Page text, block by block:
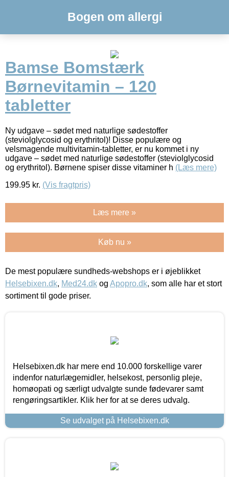
Bogen om allergi
Bamse Bomstærk
Børnevitamin – 120
tabletter
Ny udgave – sødet med naturlige sødestoffer
(steviolglycosid og erythritol)! Disse populære og
velsmagende multivitamin-tabletter, er nu kommet i ny
udgave – sødet med naturlige sødestoffer (steviolglycosid
og erythritol). Børnene spiser disse vitaminer h (Læs mere)
199.95 kr. (Vis fragtpris)
Læs mere »
Køb nu »
De mest populære sundheds-webshops er i øjeblikket
Helsebixen.dk, Med24.dk og Apopro.dk, som alle har et stort
sortiment til gode priser.
Helsebixen.dk har mere end 10.000 forskellige varer
indenfor naturlægemidler, helsekost, personlig pleje,
homøopati og særligt udvalgte sunde fødevarer samt
rengøringsartikler. Klik her for at se deres udvalg.
Se udvalget på Helsebixen.dk